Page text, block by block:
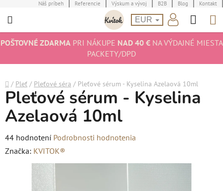
na
Náš príbeh Referencie Výskum a vývoj B2B Blog Kontakt
EUR
POŠTOVNÉ ZDARMAPRI NÁKUPE NAD 40 €NA VÝDAJNÉ MIESTA
PACKETY/DPD
Domov
/ Pleť / Pleťové séra / Pleťové sérum - Kyselina Azelaová 10ml
Pleťové sérum - Kyselina
Azelaová 10ml
Priemerné
hodnotenie
produktu
44 hodnotení Podrobnosti hodnotenia
Značka: KVITOK®